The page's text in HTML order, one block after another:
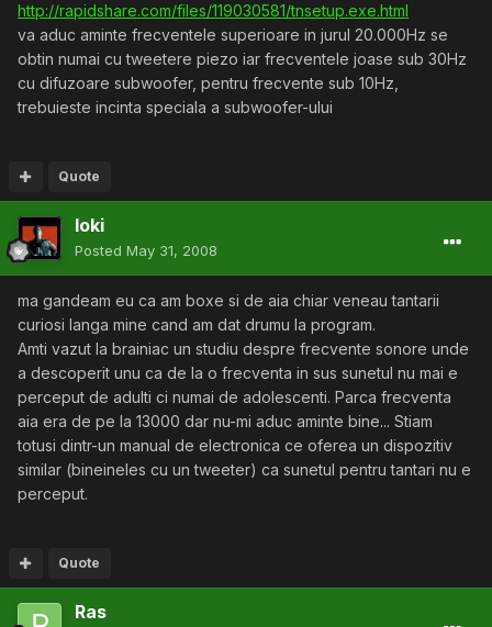
http://rapidshare.com/files/119030581/tnsetup.exe.html
va aduc aminte frecventele superioare in jurul 20.000Hz se
obtin numai cu tweetere piezo iar frecventele joase sub 30Hz
cu difuzoare subwoofer, pentru frecvente sub 10Hz,
trebuieste incinta speciala a subwoofer-ului
Quote
loki
Posted May 31, 2008
ma gandeam eu ca am boxe si de aia chiar veneau tantarii
curiosi langa mine cand am dat drumu la program.
Amti vazut la brainiac un studiu despre frecvente sonore unde
a descoperit unu ca de la o frecventa in sus sunetul nu mai e
perceput de adulti ci numai de adolescenti. Parca frecventa
aia era de pe la 13000 dar nu-mi aduc aminte bine... Stiam
totusi dintr-un manual de electronica ce oferea un dispozitiv
similar (bineineles cu un tweeter) ca sunetul pentru tantari nu e
perceput.
Quote
Ras